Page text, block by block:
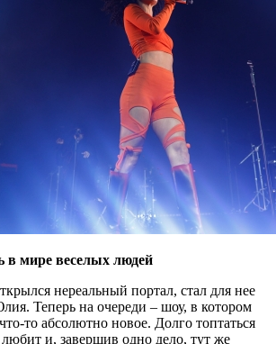
в мире веселых людей
нереальный портал, стал для нее
Теперь на очереди – шоу, в котором
то абсолютно новое. Долго топтаться
и, завершив одно дело, тут же